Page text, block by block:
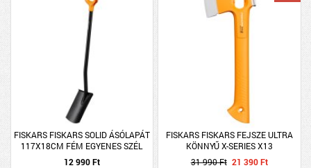
FISKARS FISKARS SOLID ÁSÓLAPÁT
117X18CM FÉM EGYENES SZÉL
12 990 Ft
FISKARS FISKARS FEJSZE ULTRA
KÖNNYŰ X-SERIES X13
31 990 Ft 21 390 Ft